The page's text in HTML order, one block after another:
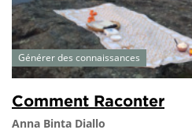
Générer des connaissances
Comment Raconter
Anna Binta Diallo